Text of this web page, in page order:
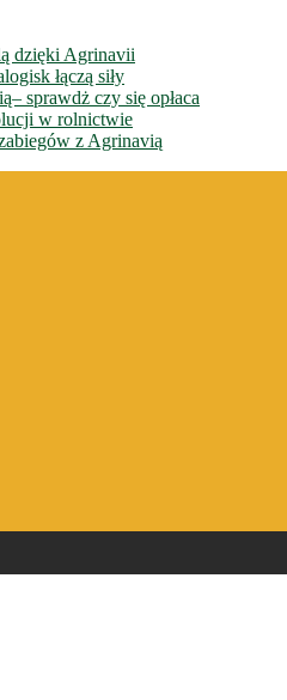
dzięki Agrinavii
łączą siły
sprawdż czy się opłaca
w rolnictwie
z Agrinavią